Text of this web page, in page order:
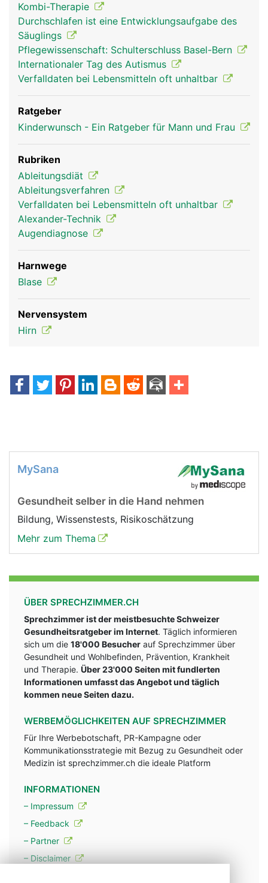
Kombi-Therapie
Durchschlafen ist eine Entwicklungsaufgabe des
Säuglings
Pflegewissenschaft: Schulterschluss Basel-Bern
Internationaler Tag des Autismus
Verfalldaten bei Lebensmitteln oft unhaltbar
Ratgeber
Kinderwunsch - Ein Ratgeber für Mann und Frau
Rubriken
Ableitungsdiät
Ableitungsverfahren
Verfalldaten bei Lebensmitteln oft unhaltbar
Alexander-Technik
Augendiagnose
Harnwege
Blase
Nervensystem
Hirn
MySana
Gesundheit selber in die Hand nehmen
Bildung, Wissenstests, Risikoschätzung
Mehr zum Thema
ÜBER SPRECHZIMMER.CH
Sprechzimmer ist der meistbesuchte Schweizer
Gesundheitsratgeber im Internet. Täglich informieren
sich um die 18'000 Besucher auf Sprechzimmer über
Gesundheit und Wohlbefinden, Prävention, Krankheit
und Therapie. Über 23'000 Seiten mit fundlerten
Informationen umfasst das Angebot und täglich
kommen neue Seiten dazu.
WERBEMÖGLICHKEITEN AUF SPRECHZIMMER
Für Ihre Werbebotschaft, PR-Kampagne oder
Kommunikationsstrategie mit Bezug zu Gesundheit oder
Medizin ist sprechzimmer.ch die ideale Platform
INFORMATIONEN
– Impressum
– Feedback
– Partner
– Disclaimer